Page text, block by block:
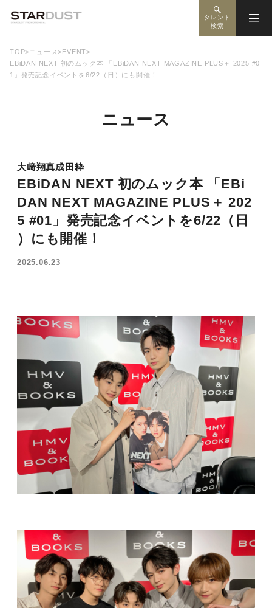
タレント
検索
TOP> ニュース>EVENT>
EBiDAN NEXT 初のムック本 「EBiDAN NEXT MAGAZINE PLUS＋ 2025 #0
1」発売記念イベントを6/22（日）にも開催！
ニュース
大﨑翔真成田粋
EBiDAN NEXT 初のムック本 「EBi
DAN NEXT MAGAZINE PLUS＋ 202
5 #01」発売記念イベントを6/22（日
）にも開催！
2025.06.23